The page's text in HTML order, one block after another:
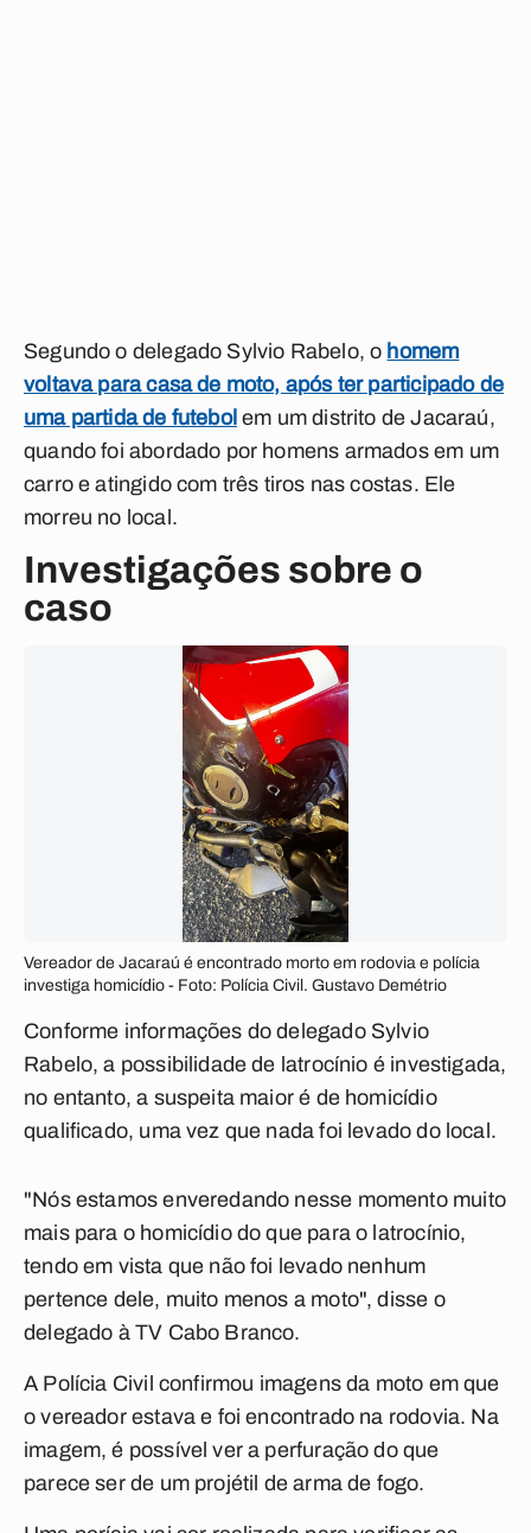
Segundo o delegado Sylvio Rabelo, o homem
voltava para casa de moto, após ter participado de
uma partida de futebol em um distrito de Jacaraú,
quando foi abordado por homens armados em um
carro e atingido com três tiros nas costas. Ele
morreu no local.
Investigações sobre o
caso
Vereador de Jacaraú é encontrado morto em rodovia e polícia
investiga homicídio - Foto: Polícia Civil. Gustavo Demétrio
Conforme informações do delegado Sylvio
Rabelo, a possibilidade de latrocínio é investigada,
no entanto, a suspeita maior é de homicídio
qualificado, uma vez que nada foi levado do local.
"Nós estamos enveredando nesse momento muito
mais para o homicídio do que para o latrocínio,
tendo em vista que não foi levado nenhum
pertence dele, muito menos a moto", disse o
delegado à TV Cabo Branco.
A Polícia Civil confirmou imagens da moto em que
o vereador estava e foi encontrado na rodovia. Na
imagem, é possível ver a perfuração do que
parece ser de um projétil de arma de fogo.